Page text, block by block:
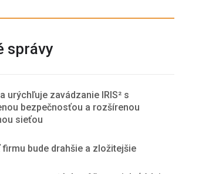
správy
urýchľuje zavádzanie IRIS² s
bezpečnosťou a rozšírenou
sieťou
bude drahšie a zložitejšie